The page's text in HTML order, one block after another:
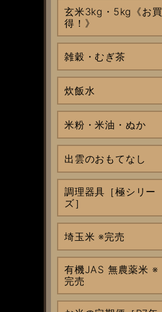
玄米3kg・5kg《お買
得！》
雑穀・むぎ茶
炊飯水
米粉・米油・ぬか
出雲のおもてなし
調理器具［極シリー
ズ］
埼玉米 ※完売
有機JAS 無農薬米 ※
完売